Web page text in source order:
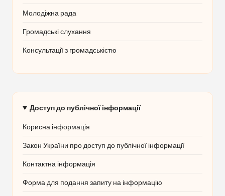
Молодіжна рада
Громадські слухання
Консультації з громадськістю
Доступ до публічної інформації
Корисна інформація
Закон України про доступ до публічної інформації
Контактна інформація
Форма для подання запиту на інформацію